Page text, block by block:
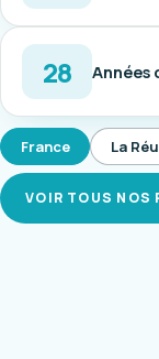
28 Années
France La
VOIR TOUS NOS